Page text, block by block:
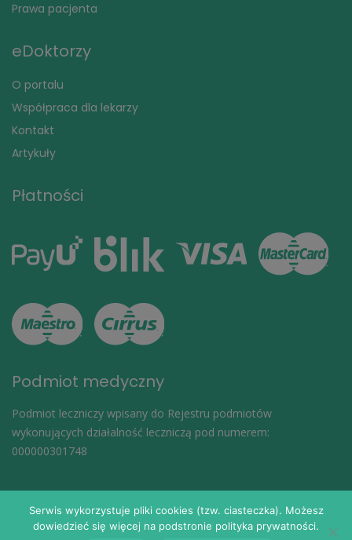
Prawa pacjenta
eDoktorzy
O portalu
Współpraca dla lekarzy
Kontakt
Artykuły
Płatności
Podmiot medyczny
Podmiot leczniczy wpisany do Rejestru podmiotów
wykonujących działalność leczniczą pod numerem:
000000301748
Serwis wykorzystuje pliki cookies (tzw. ciasteczka). Możesz
dowiedzieć się więcej na podstronie polityka prywatności.